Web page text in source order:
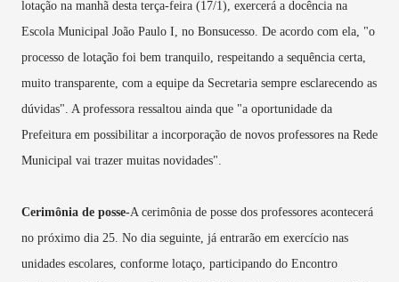
lotação na manhã desta terça-feira (17/1), exercerá a docência na
Escola Municipal João Paulo I, no Bonsucesso. De acordo com ela, "o
processo de lotação foi bem tranquilo, respeitando a sequência certa,
muito transparente, com a equipe da Secretaria sempre esclarecendo as
dúvidas". A professora ressaltou ainda que "a oportunidade da
Prefeitura em possibilitar a incorporação de novos professores na Rede
Municipal vai trazer muitas novidades".
Cerimônia de posse-A cerimônia de posse dos professores acontecerá
no próximo dia 25. No dia seguinte, já entrarão em exercício nas
unidades escolares, conforme lotaço, participando do Encontro